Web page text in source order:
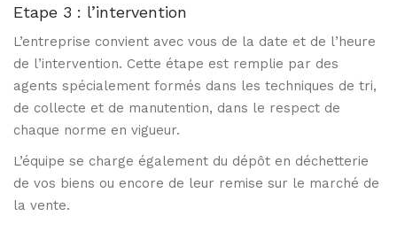
Etape 3 : l’intervention
L’entreprise convient avec vous de la date et de l’heure
de l’intervention. Cette étape est remplie par des
agents spécialement formés dans les techniques de tri,
de collecte et de manutention, dans le respect de
chaque norme en vigueur.
L’équipe se charge également du dépôt en déchetterie
de vos biens ou encore de leur remise sur le marché de
la vente.